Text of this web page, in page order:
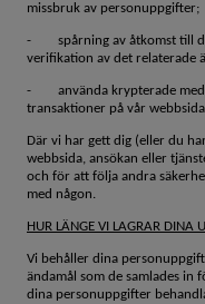
missbruk av personuppgifter;
- spårning av åtkomst till
verifikation av det relaterade
- använda krypterade medel
transaktioner på vår
Där vi har gett dig (eller du
webbsida, ansökan eller
och för att följa andra
med någon.
HUR LÄNGE VI LAGRAR DINA
Vi behåller dina
ändamål som de samlades in
dina personuppgifter